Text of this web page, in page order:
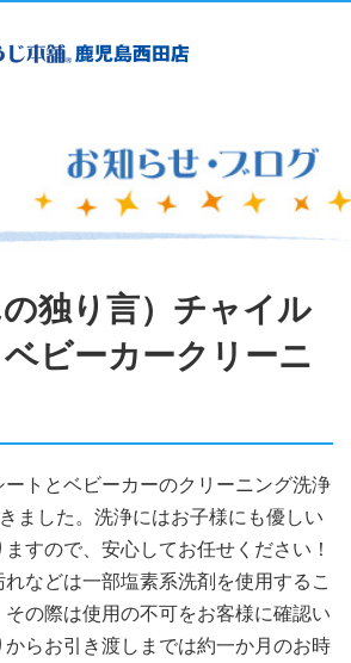
の独り言）チャイル
ベビーカークリーニ
トとベビーカーのクリーニング洗浄
ました。洗浄にはお子様にも優しい
すので、安心してお任せください！
れなどは一部塩素系洗剤を使用するこ
の際は使用の不可をお客様に確認い
らお引き渡しまでは約一か月のお時